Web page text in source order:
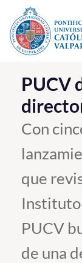
Click acá para ir
La Universidad
Investigación,
PUCV
Vinculación
Admisión
PUCV
Con
que
Instituto
PUCV
de una